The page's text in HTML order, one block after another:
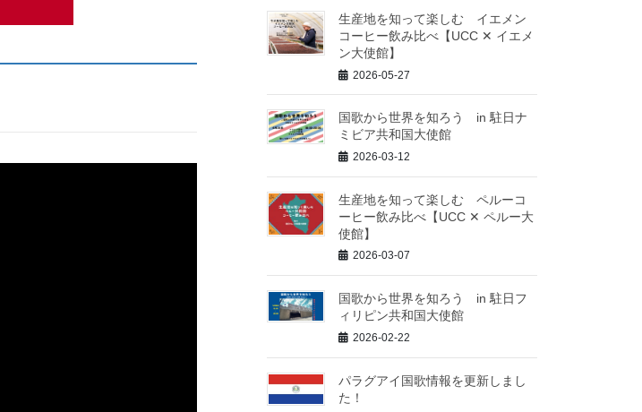
生産地を知って楽しむ イエメン
コーヒー飲み比べ【UCC ✕ イエメ
ン大使館】
2026-05-27
国歌から世界を知ろう in 駐日ナ
ミビア共和国大使館
2026-03-12
生産地を知って楽しむ ペルーコ
ーヒー飲み比べ【UCC ✕ ペルー大
使館】
2026-03-07
国歌から世界を知ろう in 駐日フ
ィリピン共和国大使館
2026-02-22
パラグアイ国歌情報を更新しまし
た！